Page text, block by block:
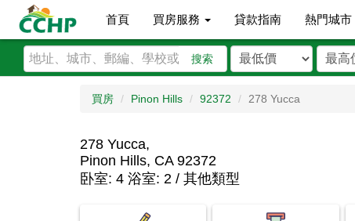
首頁 買房服務 貸款指南 熱門城市
搜索
買房 Pinon Hills 92372 278 Yucca
278 Yucca,
Pinon Hills, CA 92372
卧室: 4 浴室: 2 / 其他類型